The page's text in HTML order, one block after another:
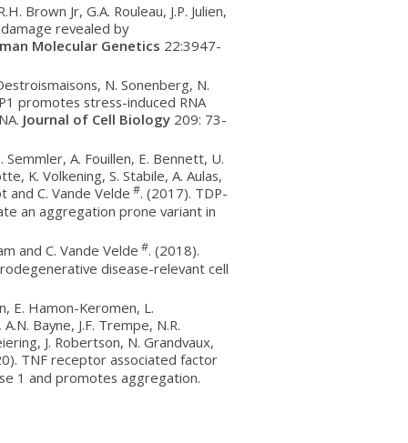
Brown Jr, G.A. Rouleau, J.P. Julien,
revealed by
Molecular Genetics 22:3947-
N. Sonenberg, N.
promotes stress-induced RNA
Journal of Cell Biology 209: 73-
Semmler, A. Fouillen, E. Bennett, U.
K. Volkening, S. Stabile, A. Aulas,
and C. Vande Velde #. (2017). TDP-
an aggregation prone variant in
and C. Vande Velde #. (2018).
disease-relevant cell
E. Hamon-Keromen, L.
Bayne, J.F. Trempe, N.R.
J. Robertson, N. Grandvaux,
TNF receptor associated factor
1 and promotes aggregation.